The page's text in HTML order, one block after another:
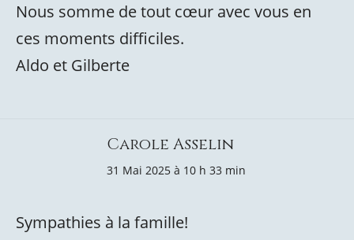
Nous somme de tout cœur avec vous en
ces moments difficiles.
Aldo et Gilberte
Carole Asselin
31 Mai 2025 à 10 h 33 min
Sympathies à la famille!